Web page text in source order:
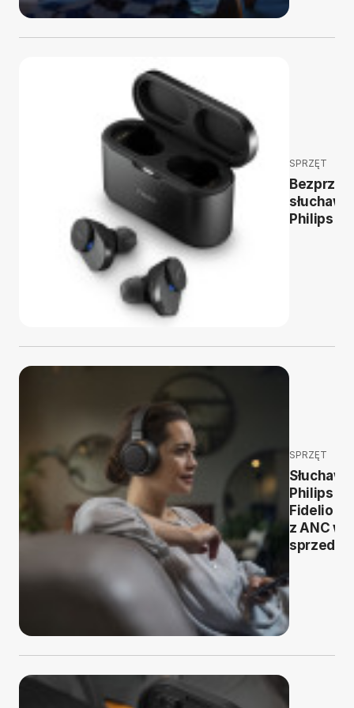
SPRZĘT
słuchawki
Philips
SPRZĘT
Philips
Fidelio L3
z ANC w